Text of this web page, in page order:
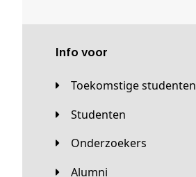
Info voor
Toekomstige studenten
Studenten
Onderzoekers
Alumni